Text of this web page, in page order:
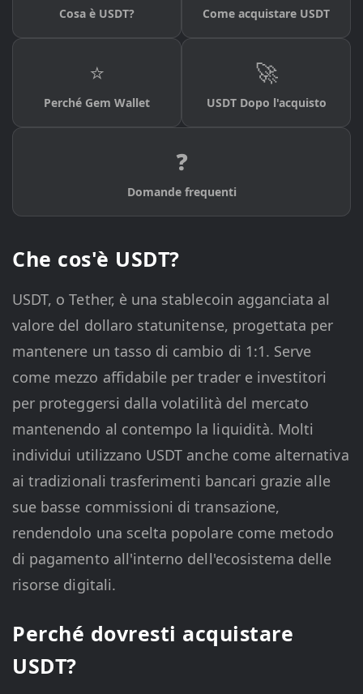
Cosa è USDT? Come acquistare USDT
⭐
Perché Gem Wallet
🚀
USDT Dopo l'acquisto
❓
Domande frequenti
Che cos'è USDT?
USDT, o Tether, è una stablecoin agganciata al
valore del dollaro statunitense, progettata per
mantenere un tasso di cambio di 1:1. Serve
come mezzo affidabile per trader e investitori
per proteggersi dalla volatilità del mercato
mantenendo al contempo la liquidità. Molti
individui utilizzano USDT anche come alternativa
ai tradizionali trasferimenti bancari grazie alle
sue basse commissioni di transazione,
rendendolo una scelta popolare come metodo
di pagamento all'interno dell'ecosistema delle
risorse digitali.
Perché dovresti acquistare
USDT?